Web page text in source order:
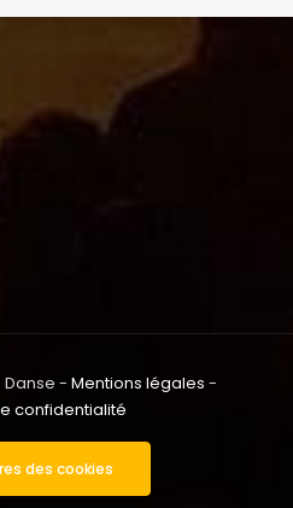
Danse -Mentions légales -
confidentialité
des cookies